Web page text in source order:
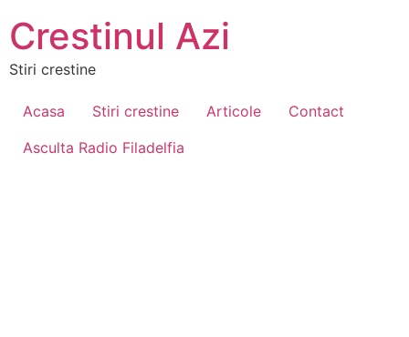
Crestinul Azi
Stiri crestine
Acasa Stiri crestine Articole
Contact
Asculta Radio Filadelfia